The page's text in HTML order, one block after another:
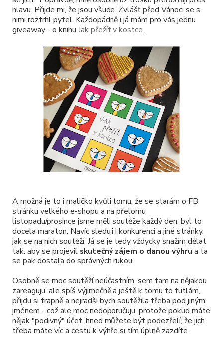
hlavu. Přijde mi, že jsou všude. Zvlášť před Vánoci se s
nimi roztrhl pytel. Každopádně i já mám pro vás jednu
giveaway - o knihu Jak přežít v kostce.
A možná je to i maličko kvůli tomu, že se starám o FB
stránku velkého e-shopu a na přelomu
listopadu/prosince jsme měli soutěže každý den, byl to
docela maraton. Navíc sleduji i konkurenci a jiné stránky,
jak se na nich soutěží. Já se je tedy vždycky snažím dělat
tak, aby se projevil skutečný zájem o danou výhru a ta
se pak dostala do správných rukou.
Osobně se moc soutěží neúčastním, sem tam na nějakou
zareaguju, ale spíš výjimečně a ještě k tomu to tutlám,
přijdu si trapně a nejradši bych soutěžila třeba pod jiným
jménem - což ale moc nedoporučuju, protože pokud máte
nějak "podivný" účet, hned můžete být podezřelí, že jich
třeba máte víc a cestu k výhře si tím úplně zazdíte.